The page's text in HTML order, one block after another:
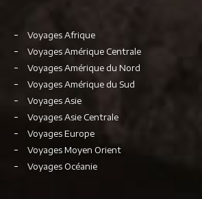
Voyages Afrique
Voyages Amérique Centrale
Voyages Amérique du Nord
Voyages Amérique du Sud
Voyages Asie
Voyages Asie Centrale
Voyages Europe
Voyages Moyen Orient
Voyages Océanie